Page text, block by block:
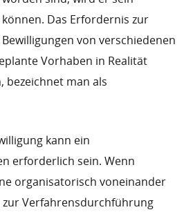
Das Erfordernis zur
von verschiedenen
Vorhaben in Realität
bezeichnet man als
kann ein
erforderlich sein. Wenn
organisatorisch voneinander
Verfahrensdurchführung